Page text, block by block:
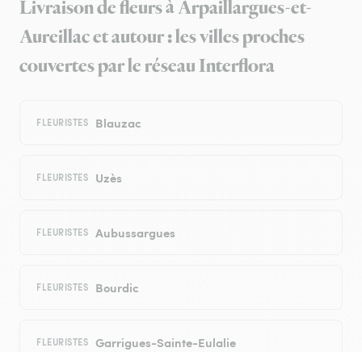
Livraison de fleurs à Arpaillargues-et-
Aureillac et autour : les villes proches
couvertes par le réseau Interflora
FLEURISTES Blauzac
FLEURISTES Uzès
FLEURISTES Aubussargues
FLEURISTES Bourdic
FLEURISTES Garrigues-Sainte-Eulalie